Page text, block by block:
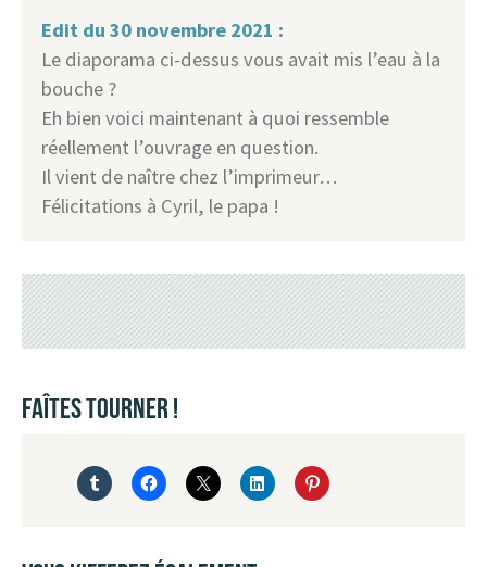
Edit du 30 novembre 2021 :
Le diaporama ci-dessus vous avait mis l’eau à la
bouche ?
Eh bien voici maintenant à quoi ressemble
réellement l’ouvrage en question.
Il vient de naître chez l’imprimeur…
Félicitations à Cyril, le papa !
FAÎTES TOURNER !